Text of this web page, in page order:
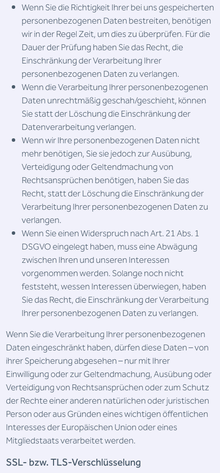
Wenn Sie die Richtigkeit Ihrer bei uns gespeicherten
personenbezogenen Daten bestreiten, benötigen
wir in der Regel Zeit, um dies zu überprüfen. Für die
Dauer der Prüfung haben Sie das Recht, die
Einschränkung der Verarbeitung Ihrer
personenbezogenen Daten zu verlangen.
Wenn die Verarbeitung Ihrer personenbezogenen
Daten unrechtmäßig geschah/geschieht, können
Sie statt der Löschung die Einschränkung der
Datenverarbeitung verlangen.
Wenn wir Ihre personenbezogenen Daten nicht
mehr benötigen, Sie sie jedoch zur Ausübung,
Verteidigung oder Geltendmachung von
Rechtsansprüchen benötigen, haben Sie das
Recht, statt der Löschung die Einschränkung der
Verarbeitung Ihrer personenbezogenen Daten zu
verlangen.
Wenn Sie einen Widerspruch nach Art. 21 Abs. 1
DSGVO eingelegt haben, muss eine Abwägung
zwischen Ihren und unseren Interessen
vorgenommen werden. Solange noch nicht
feststeht, wessen Interessen überwiegen, haben
Sie das Recht, die Einschränkung der Verarbeitung
Ihrer personenbezogenen Daten zu verlangen.
Wenn Sie die Verarbeitung Ihrer personenbezogenen
Daten eingeschränkt haben, dürfen diese Daten – von
ihrer Speicherung abgesehen – nur mit Ihrer
Einwilligung oder zur Geltendmachung, Ausübung oder
Verteidigung von Rechtsansprüchen oder zum Schutz
der Rechte einer anderen natürlichen oder juristischen
Person oder aus Gründen eines wichtigen öffentlichen
Interesses der Europäischen Union oder eines
Mitgliedstaats verarbeitet werden.
SSL- bzw. TLS-Verschlüsselung